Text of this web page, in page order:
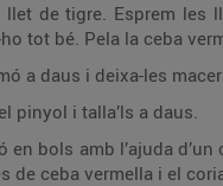
el suc en un bol. Afegeix-hi dues cullerades de coriandre, 1
culleradeta de sal i
pinyol i talla’ls a daus.
Posa-hi a sota els daus d’alvocat i a sobre el ceviche
Decora el plat